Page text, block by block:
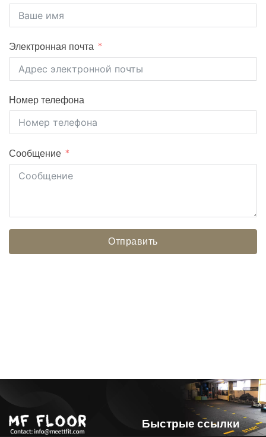
Электронная почта
Номер телефона
Сообщение
Отправить
Быстрые ссылки